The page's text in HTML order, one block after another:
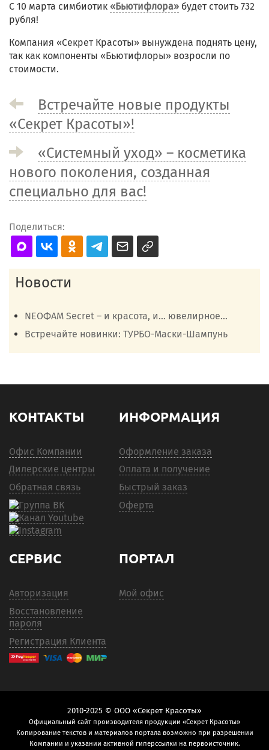
C 10 марта симбиотик «Бьютифлора» будет стоить 732
рубля!
Компания «Секрет Красоты» вынуждена поднять цену,
так как компоненты «Бьютифлоры» возросли по
стоимости.
Встречайте новые продукты
«Секрет Красоты»!
«Системный уход» – косметика
нового поколения, созданная
специально для вас!
Поделиться:
Новости
NEOФАМ Secret – и красота, и… ювелирное...
Встречайте новинки: ТУРБО-Маски-Шампунь
КОНТАКТЫ
Офис Компании
Дилерские центры
Обратная связь
ИНФОРМАЦИЯ
Оформление заказа
Оплата и получение
Быстрый заказ
Оферта
СЕРВИС
Авторизация
Восстановление
пароля
Регистрация Клиента
ПОРТАЛ
Мой офис
2010-2025 © ООО «Секрет Красоты»
Официальный сайт производителя продукции «Секрет Красоты»
Копирование текстов и материалов портала возможно при разрешении
Компании и указании активной гиперссылки на первоисточник.